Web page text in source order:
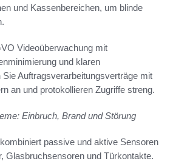
und Kassenbereichen, um blinde
Videoüberwachung mit
und klaren
Auftragsverarbeitungsverträge mit
an und protokollieren Zugriffe streng.
Einbruch, Brand und Störung
passive und aktive Sensoren
Glasbruchsensoren und Türkontakte.